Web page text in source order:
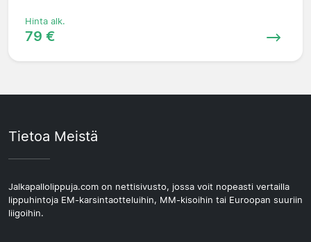
Hinta alk.
79 €
Tietoa Meistä
Jalkapallolippuja.com on nettisivusto, jossa voit nopeasti vertailla
lippuhintoja EM-karsintaotteluihin, MM-kisoihin tai Euroopan suuriin
liigoihin.